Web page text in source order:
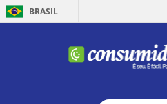
BRASIL